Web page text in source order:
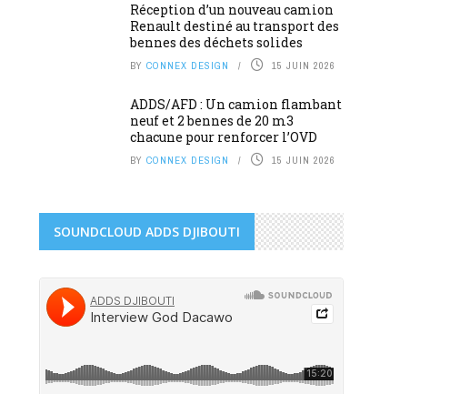
Réception d’un nouveau camion
Renault destiné au transport des
bennes des déchets solides
BY CONNEX DESIGN 15 JUIN 2026
ADDS/AFD : Un camion flambant
neuf et 2 bennes de 20 m3
chacune pour renforcer l’OVD
BY CONNEX DESIGN 15 JUIN 2026
SOUNDCLOUD ADDS DJIBOUTI